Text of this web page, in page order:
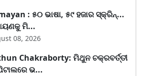
: ୫୦ ଭାଷା, ୫୯ ହଜାର ସ୍କ୍ରିନ୍...
ମି...
08, 2026
Chakraborty: ମିଥୁନ ଚକ୍ରବର୍ତ୍ତୀ
ଭ...